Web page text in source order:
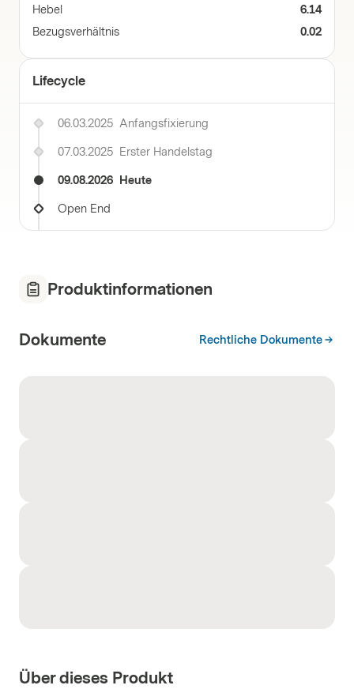
Hebel
6.14
Bezugsverhältnis
0.02
Lifecycle
06.03.2025 Anfangsfixierung
07.03.2025 Erster Handelstag
09.08.2026 Heute
Open End
Produktinformationen
Dokumente Rechtliche Dokumente
Über dieses Produkt